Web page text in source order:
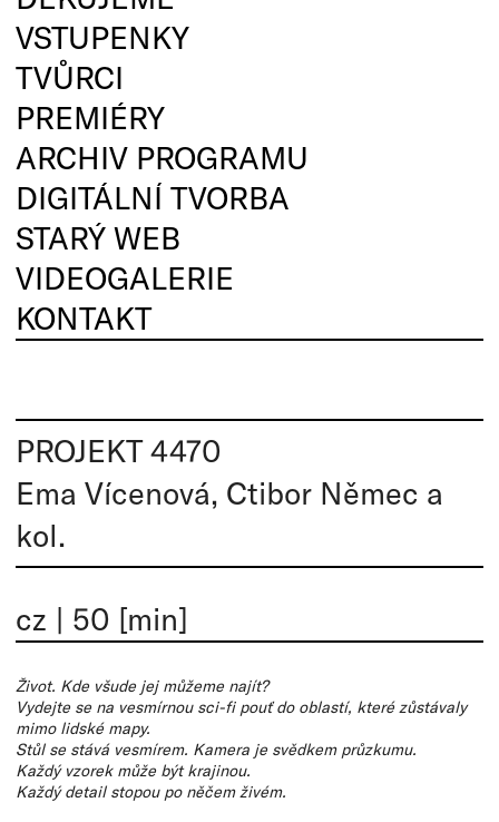
VSTUPENKY
TVŮRCI
PREMIÉRY
ARCHIV PROGRAMU
DIGITÁLNÍ TVORBA
STARÝ WEB
VIDEOGALERIE
KONTAKT
PROJEKT 4470
Ema Vícenová, Ctibor Němec a
kol.
cz | 50 [min]
Život. Kde všude jej můžeme najít?
Vydejte se na vesmírnou sci-fi pouť do oblastí, které zůstávaly
mimo lidské mapy.
Stůl se stává vesmírem. Kamera je svědkem průzkumu.
Každý vzorek může být krajinou.
Každý detail stopou po něčem živém.